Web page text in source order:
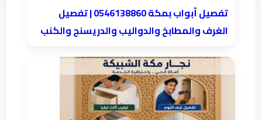
تفصيل أبواب بمكة 0546138860 | تفصيل
الغرف والمطابخ والدواليب والدريسنج والكنب